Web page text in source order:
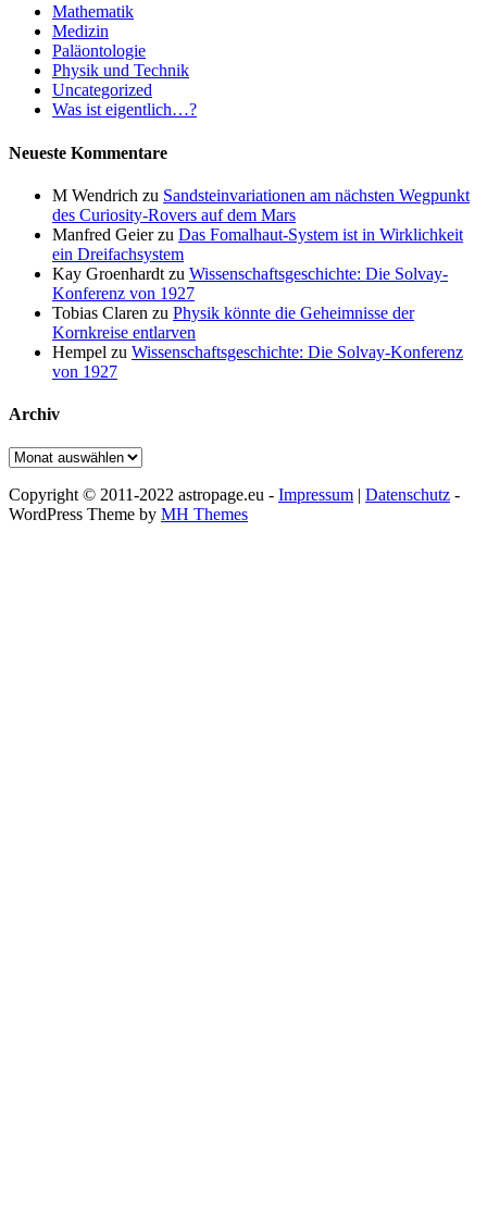
Mathematik
Medizin
Paläontologie
Physik und Technik
Uncategorized
Was ist eigentlich…?
Neueste Kommentare
M Wendrich zu Sandsteinvariationen am nächsten Wegpunkt
des Curiosity-Rovers auf dem Mars
Manfred Geierzu Das Fomalhaut-System ist in Wirklichkeit
ein Dreifachsystem
Kay Groenhardt zu Wissenschaftsgeschichte: Die Solvay-
Konferenz von 1927
Tobias Claren zu Physik könnte die Geheimnisse der
Kornkreise entlarven
Hempel zu Wissenschaftsgeschichte: Die Solvay-Konferenz
von 1927
Archiv
Archiv
Copyright © 2011-2022 astropage.eu - Impressum | Datenschutz -
WordPress Theme by MH Themes